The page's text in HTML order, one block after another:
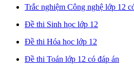
Trắc nghiệm Công nghệ lớp 12
Đề thi Sinh học lớp 12
Đề thi Hóa học lớp 12
Đề thi Toán lớp 12 có đáp án